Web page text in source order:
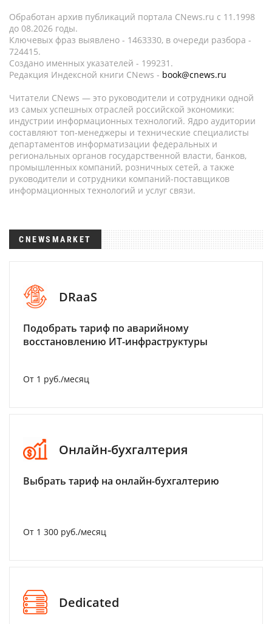
Обработан архив публикаций портала CNews.ru c 11.1998
до 08.2026 годы.
Ключевых фраз выявлено - 1463330, в очереди разбора -
724415.
Создано именных указателей - 199231.
Редакция Индексной книги CNews - book@cnews.ru
Читатели CNews — это руководители и сотрудники одной
из самых успешных отраслей российской экономики:
индустрии информационных технологий. Ядро аудитории
составляют топ-менеджеры и технические специалисты
департаментов информатизации федеральных и
региональных органов государственной власти, банков,
промышленных компаний, розничных сетей, а также
руководители и сотрудники компаний-поставщиков
информационных технологий и услуг связи.
CNEWSMARKET
DRaaS
Подобрать тариф по аварийному
восстановлению ИТ-инфраструктуры
От 1 руб./месяц
Онлайн-бухгалтерия
Выбрать тариф на онлайн-бухгалтерию
От 1 300 руб./месяц
Dedicated